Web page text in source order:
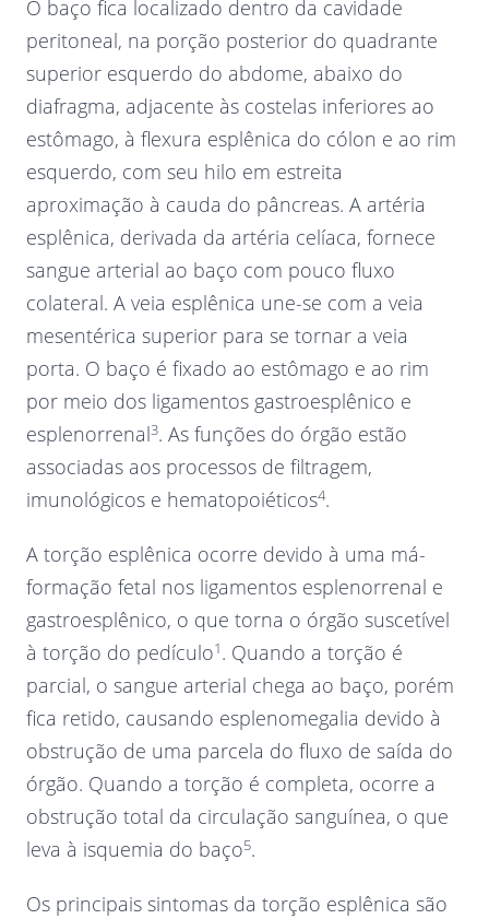
O baço fica localizado dentro da cavidade
peritoneal, na porção posterior do quadrante
superior esquerdo do abdome, abaixo do
diafragma, adjacente às costelas inferiores ao
estômago, à flexura esplênica do cólon e ao rim
esquerdo, com seu hilo em estreita
aproximação à cauda do pâncreas. A artéria
esplênica, derivada da artéria celíaca, fornece
sangue arterial ao baço com pouco fluxo
colateral. A veia esplênica une-se com a veia
mesentérica superior para se tornar a veia
porta. O baço é fixado ao estômago e ao rim
por meio dos ligamentos gastroesplênico e
esplenorrenal3. As funções do órgão estão
associadas aos processos de filtragem,
imunológicos e hematopoiéticos4.
A torção esplênica ocorre devido à uma má-
formação fetal nos ligamentos esplenorrenal e
gastroesplênico, o que torna o órgão suscetível
à torção do pedículo1. Quando a torção é
parcial, o sangue arterial chega ao baço, porém
fica retido, causando esplenomegalia devido à
obstrução de uma parcela do fluxo de saída do
órgão. Quando a torção é completa, ocorre a
obstrução total da circulação sanguínea, o que
leva à isquemia do baço5.
Os principais sintomas da torção esplênica são